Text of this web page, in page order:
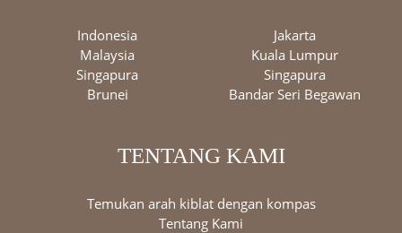
Indonesia
Malaysia
Singapura
Brunei
Jakarta
Kuala Lumpur
Singapura
Bandar Seri Begawan
TENTANG KAMI
Temukan arah kiblat dengan kompas
Tentang Kami